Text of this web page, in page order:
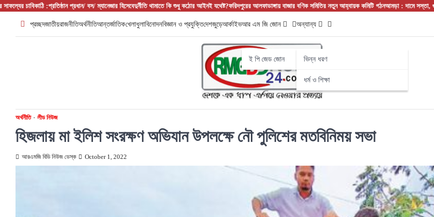
Skip
content
:প্রতিষ্ঠান প্রধান/ বস/ ম্যানেজার হিসেবেদুর্নীতি থামাতে কি শুধু কঠোর আইনই যথেষ্ট?ফরিদপুরের আলফাডাঙ্গায় বাজার বণিক সমিতির নতুন আহ্বায়ক কমিটি গঠনআমড়া : দামে সস্তা, গুণে সেরা!
প্রচ্ছদজাতীয়রাজনীতিঅর্থনীতিআন্তর্জাতিকখেলাধুলাবিনোদনবিজ্ঞান ও প্রযুক্তিদেশজুড়েআর্কাইভআর এম জি জোন
ই পি জেড জোন
অন্যান্য
ভিন্ন ধরণ
ধর্ম ও শিক্ষা
অর্থনীতি লীড নিউজ
হিজলায় মা ইলিশ সংরক্ষণ অভিযান উপলক্ষে নৌ পুলিশের মতবিনিময় সভা
আরএমজি বিডি নিউজ ডেস্ক October 1, 2022